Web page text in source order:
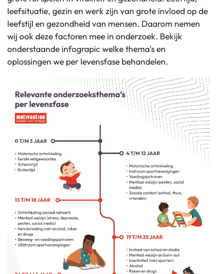
leefsituatie, gezin en werk zijn van grote invloed op de
leefstijl en gezondheid van mensen. Daarom nemen
wij ook deze factoren mee in onderzoek. Bekijk
onderstaande infograpic welke thema's en
oplossingen we per levensfase behandelen.